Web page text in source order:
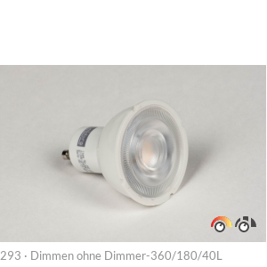
293 · Dimmen ohne Dimmer-360/180/40L